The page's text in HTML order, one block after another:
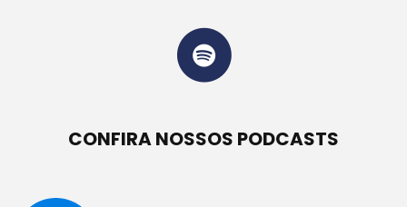
CONFIRA NOSSOS PODCASTS